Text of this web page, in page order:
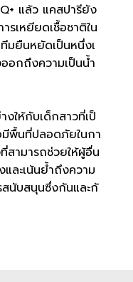
แล้ว แคสปารียัง
เหยียดเชื้อชาติใน
มยืนหยัดเป็นหนึ่งเ
อกถึงความเป็นน้ำ
ให้กับเด็กสาวที่เป็
มีพื้นที่ปลอดภัยในกา
สามารถช่วยให้ผู้อื่น
และเน้นย้ำถึงความ
นับสนุนซึ่งกันและกั